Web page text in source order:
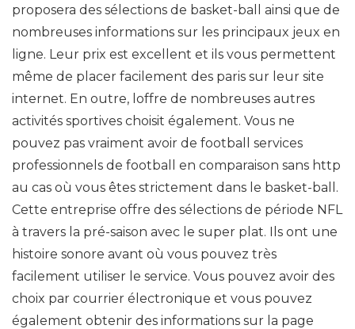
proposera des sélections de basket-ball ainsi que de
nombreuses informations sur les principaux jeux en
ligne. Leur prix est excellent et ils vous permettent
même de placer facilement des paris sur leur site
internet. En outre, loffre de nombreuses autres
activités sportives choisit également. Vous ne
pouvez pas vraiment avoir de football services
professionnels de football en comparaison sans http
au cas où vous êtes strictement dans le basket-ball.
Cette entreprise offre des sélections de période NFL
à travers la pré-saison avec le super plat. Ils ont une
histoire sonore avant où vous pouvez très
facilement utiliser le service. Vous pouvez avoir des
choix par courrier électronique et vous pouvez
également obtenir des informations sur la page